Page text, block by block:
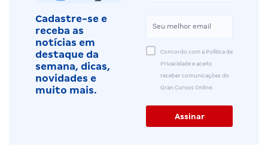
Cadastre-se e
receba as
notícias em
destaque da
semana, dicas,
novidades e
muito mais.
Concordo com a Política de
Privacidade e aceito
receber comunicações do
Gran Cursos Online.